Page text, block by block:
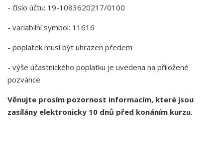
- číslo účtu: 19-1083620217/0100
- variabilní symbol: 11616
- poplatek musí být uhrazen předem
- výše účastnického poplatku je uvedena na přiložené
pozvánce
Věnujte prosím pozornost informacím, které jsou
zasílány elektronicky 10 dnů před konáním kurzu.